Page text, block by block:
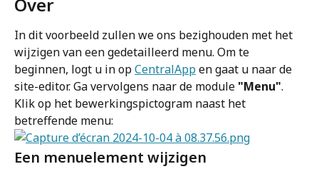
In dit voorbeeld zullen we ons bezighouden met het
wijzigen van een gedetailleerd menu. Om te
beginnen, logt u in op CentralApp en gaat u naar de
site-editor. Ga vervolgens naar de module "Menu".
Klik op het bewerkingspictogram naast het
betreffende menu:
Een menuelement wijzigen